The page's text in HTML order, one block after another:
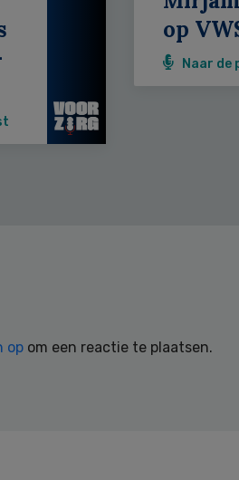
op
Naar de
op om een reactie te plaatsen.